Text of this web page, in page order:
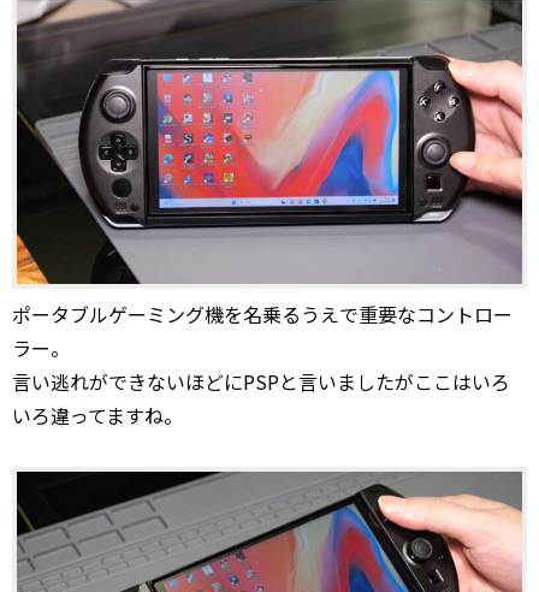
ポータブルゲーミング機を名乗るうえで重要なコントロー
ラー。
言い逃れができないほどにPSPと言いましたがここはいろ
いろ違ってますね。